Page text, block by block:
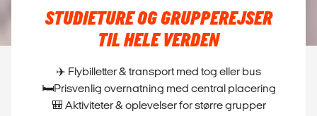
🗺 Rejse- og afbestillingsforsikring
🤙 Vi hjælper under hele processen
🧳Mere end 50 års erfaring
Vi hjælper grupper af alle størrelser ud i verden.
Vores erfaring og ekspertise er vores helt store
styrke, og vi skal nok sørge for, at I kommer af sted